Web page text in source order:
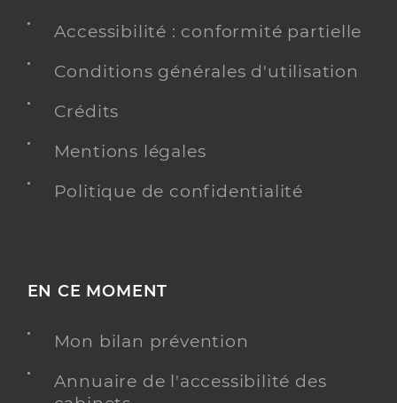
Accessibilité : conformité partielle
Conditions générales d'utilisation
Crédits
Mentions légales
Politique de confidentialité
EN CE MOMENT
Mon bilan prévention
Annuaire de l'accessibilité des